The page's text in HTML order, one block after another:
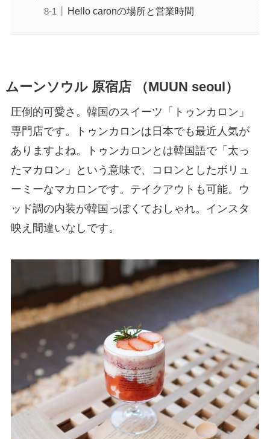
Hello caronの場所と営業時間
ムーンソウル 原宿店 （MUUN seoul）
圧倒的可愛さ。韓国のスイーツ「トゥンカロン」
専門店です。トゥンカロンは日本でも最近人気が
ありますよね。トゥンカロンとは韓国語で「太っ
たマカロン」という意味で、コロンとしたボリュ
ーミーなマカロンです。テイクアウトも可能。ウ
ッド調の内装が韓国っぽくておしゃれ。インスタ
映え間違いなしです。